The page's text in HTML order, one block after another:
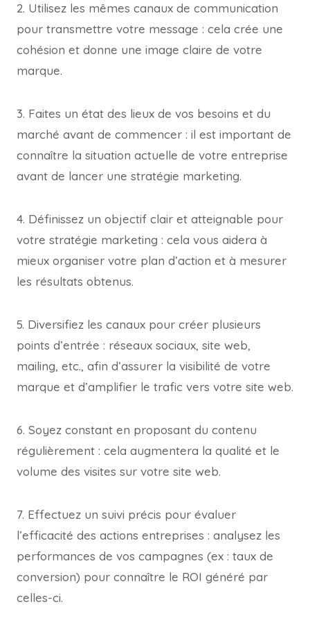
2. Utilisez les mêmes canaux de communication
pour transmettre votre message : cela crée une
cohésion et donne une image claire de votre
marque.
3. Faites un état des lieux de vos besoins et du
marché avant de commencer : il est important de
connaître la situation actuelle de votre entreprise
avant de lancer une stratégie marketing.
4. Définissez un objectif clair et atteignable pour
votre stratégie marketing : cela vous aidera à
mieux organiser votre plan d’action et à mesurer
les résultats obtenus.
5. Diversifiez les canaux pour créer plusieurs
points d’entrée : réseaux sociaux, site web,
mailing, etc., afin d’assurer la visibilité de votre
marque et d’amplifier le trafic vers votre site web.
6. Soyez constant en proposant du contenu
régulièrement : cela augmentera la qualité et le
volume des visites sur votre site web.
7. Effectuez un suivi précis pour évaluer
l’efficacité des actions entreprises : analysez les
performances de vos campagnes (ex : taux de
conversion) pour connaître le ROI généré par
celles-ci.